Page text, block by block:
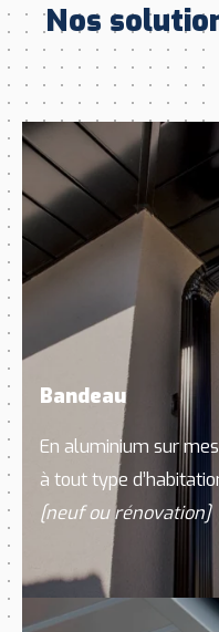
Nos
Bandeau
En aluminium sur
à tout type
[neuf ou rénovation]